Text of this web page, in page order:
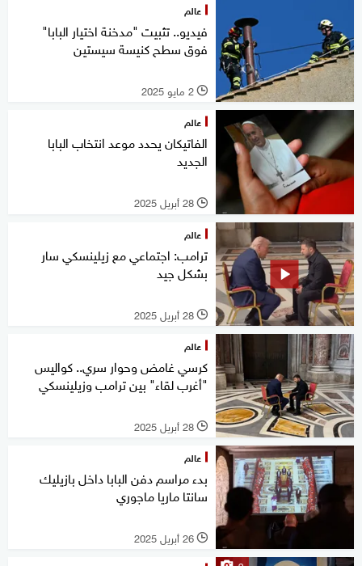
عالم
فيديو.. تثبيت "مدخنة اختيار البابا"
فوق سطح كنيسة سيستين
l 2 مايو 2025
عالم
الفاتيكان يحدد موعد انتخاب البابا
الجديد
l 28 أبريل 2025
عالم
ترامب: اجتماعي مع زيلينسكي سار
بشكل جيد
l 28 أبريل 2025
عالم
كرسي غامض وحوار سري.. كواليس
"أغرب لقاء" بين ترامب وزيلينسكي
l 28 أبريل 2025
عالم
بدء مراسم دفن البابا داخل بازيليك
سانتا ماريا ماجوري
l 26 أبريل 2025